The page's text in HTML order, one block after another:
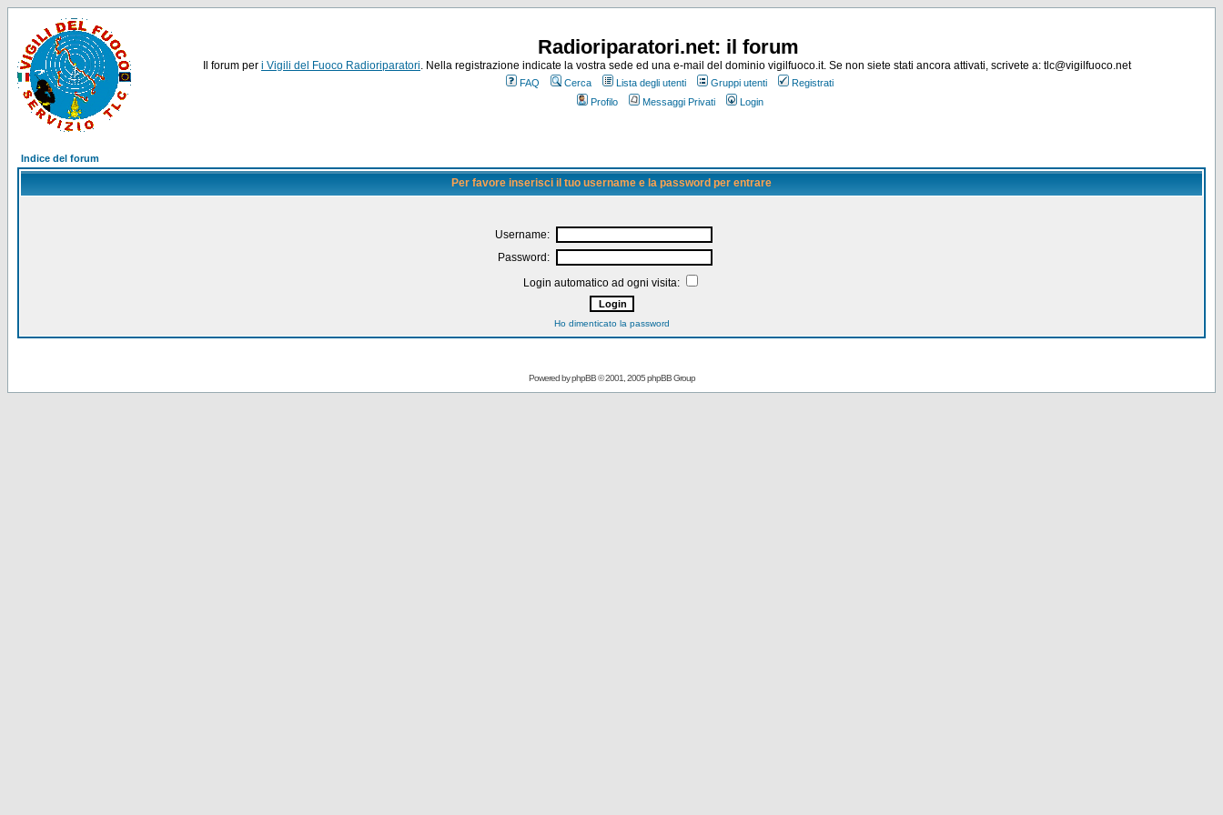
Radioriparatori.net: il forum
Il forum per i Vigili del Fuoco Radioriparatori. Nella registrazione indicate la vostra sede ed una e-mail del dominio vigilfuoco.it. Se non siete stati ancora attivati, scrivete a: tlc@vigilfuoco.net
FAQ Cerca Lista degli utenti Gruppi utenti
Registrati
Profilo
Messaggi Privati Login
Indice del forum
Per favore inserisci il tuo username e la password per entrare
Username:
Password:
Login automatico ad ogni visita:
Ho dimenticato la password
Powered byphpBB© 2001, 2005 phpBB Group